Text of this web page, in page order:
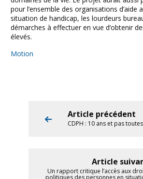
pour l’ensemble des organisations d’aide
situation de handicap, les lourdeurs
démarches à effectuer en vue d’obtenir
élevés.
Motion
Article précédent
CDPH : 10 ans et pas
Article
Un rapport critique l’accès aux
politiques des personnes en